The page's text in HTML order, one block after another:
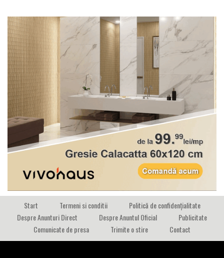
Start Termeni si conditii
Politică de confidențialitate
Despre Anunturi Direct
Despre Anuntul Oficial
Publicitate
Comunicate de presa
Trimite o stire Contact